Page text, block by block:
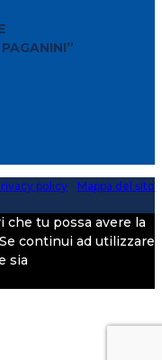
policy
Mappa del sito
che tu possa avere la
continui ad utilizzare
sia